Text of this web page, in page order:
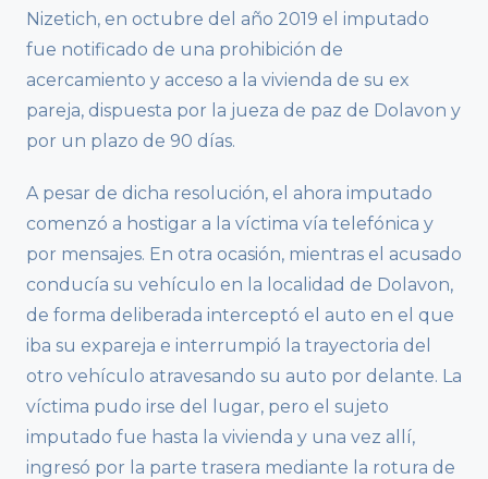
Nizetich, en octubre del año 2019 el imputado
fue notificado de una prohibición de
acercamiento y acceso a la vivienda de su ex
pareja, dispuesta por la jueza de paz de Dolavon y
por un plazo de 90 días.
A pesar de dicha resolución, el ahora imputado
comenzó a hostigar a la víctima vía telefónica y
por mensajes. En otra ocasión, mientras el acusado
conducía su vehículo en la localidad de Dolavon,
de forma deliberada interceptó el auto en el que
iba su expareja e interrumpió la trayectoria del
otro vehículo atravesando su auto por delante. La
víctima pudo irse del lugar, pero el sujeto
imputado fue hasta la vivienda y una vez allí,
ingresó por la parte trasera mediante la rotura de